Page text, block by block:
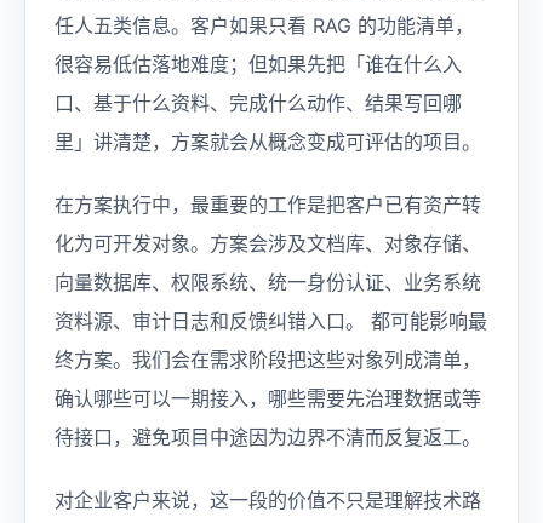
任人五类信息。客户如果只看 RAG 的功能清单，
很容易低估落地难度；但如果先把「谁在什么入
口、基于什么资料、完成什么动作、结果写回哪
里」讲清楚，方案就会从概念变成可评估的项目。
在方案执行中，最重要的工作是把客户已有资产转
化为可开发对象。方案会涉及文档库、对象存储、
向量数据库、权限系统、统一身份认证、业务系统
资料源、审计日志和反馈纠错入口。 都可能影响最
终方案。我们会在需求阶段把这些对象列成清单，
确认哪些可以一期接入，哪些需要先治理数据或等
待接口，避免项目中途因为边界不清而反复返工。
对企业客户来说，这一段的价值不只是理解技术路